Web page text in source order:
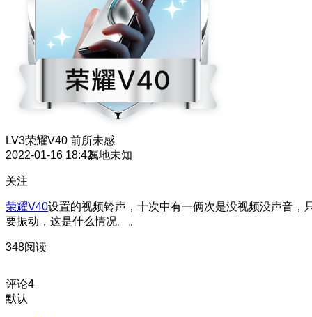
LV3荣耀V40 前所未感
2022-01-16 18:42属地未知
关注
荣耀V40设置的视频铃声，十次中有一俩次是没视频没声音，
要振动，这是什么情况。。
348阅读
评论4
默认